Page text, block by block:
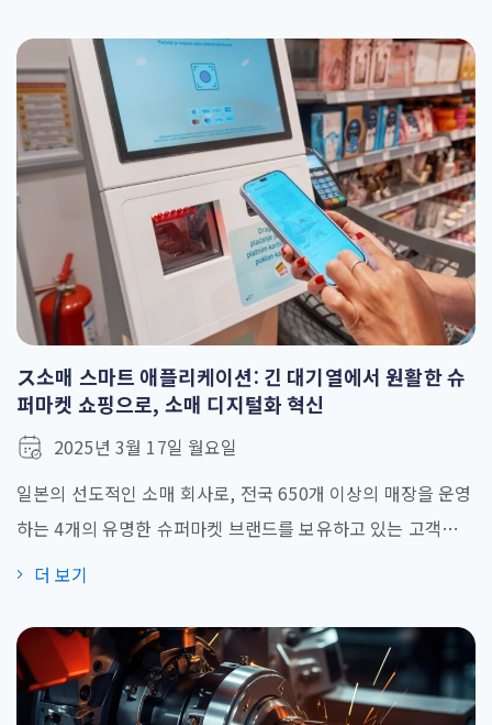
여러 문제점을 야기했습니다. 고객사는 정밀도 향상 및 인적 오
류 감소를 위해 다음과 같은 분사 과정 자동화를 목표로 했습니
다. 3D [...]
ス소매 스마트 애플리케이션: 긴 대기열에서 원활한 슈
퍼마켓 쇼핑으로, 소매 디지털화 혁신
2025년 3월 17일 월요일
일본의 선도적인 소매 회사로, 전국 650개 이상의 매장을 운영
하는 4개의 유명한 슈퍼마켓 브랜드를 보유하고 있는 고객은,
디지털 혁신을 통해 성장하고자 하는는 목표를 가지고 있습니
며 지속적인 혁신을 통해 운영과 고객 경험 모두를 향상시키고
자 합니다. 고객의 요구사항을 해결하기 위해, VTI는 고객의
DX 파트너로서 고객 경험과 운영 효율성을 향상시키는 패키지
더 보기